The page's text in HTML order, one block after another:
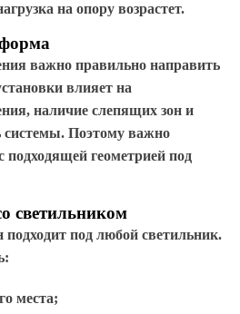
на опору возрастет.
важно правильно направить
влияет на
наличие слепящих зон и
Поэтому важно
геометрией под
светильником
под любой светильник.
места;